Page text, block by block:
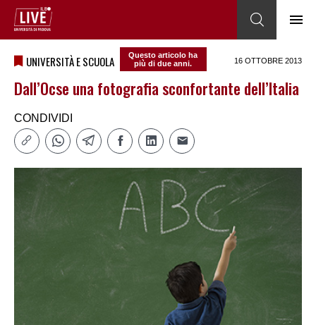
UNIVERSITÀ E SCUOLA
Questo articolo ha
più di due anni.
16 OTTOBRE 2013
Dall’Ocse una fotografia sconfortante dell’Italia
CONDIVIDI